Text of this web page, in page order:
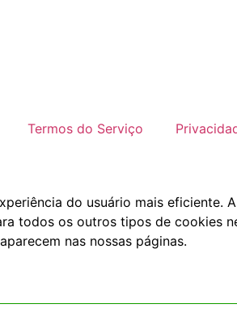
Termos do Serviço
do usuário mais eficiente.
todos os outros tipos de cookies
nas nossas páginas.